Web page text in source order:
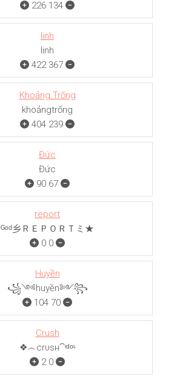
226 134
linh
linh
422 367
Khoảng Trống
khoảngㅤㅤㅤtrống
404 239
Đức
Đức
90 67
report
ᴳᵒᵈ乡ＲＥＰＯＲＴミ★
0 0
Huyền
꧁༺huyền༻꧂
104 70
Crush
❖︵crυѕн⁀ᶦᵈᵒᶫ
2 0